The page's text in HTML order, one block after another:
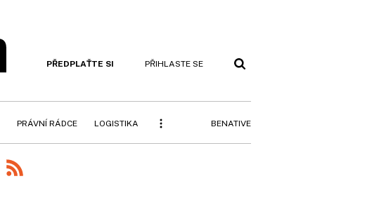
PŘEDPLAŤTE SI PŘIHLASTE SE
PRÁVNÍ RÁDCE LOGISTIKA BENATIVE